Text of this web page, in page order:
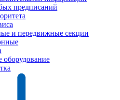
предписаний
и передвижные секции
оборудование